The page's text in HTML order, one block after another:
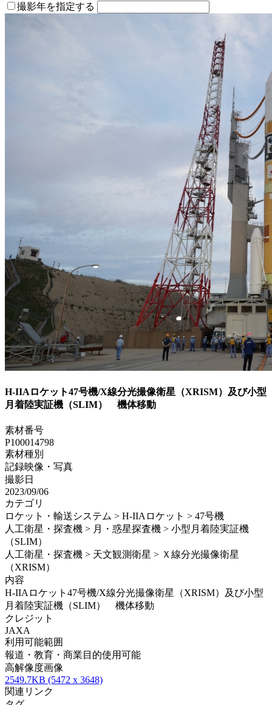
撮影年を指定する
H-IIAロケット47号機/X線分光撮像衛星（XRISM）及び小型
月着陸実証機（SLIM） 機体移動
素材番号
P100014798
素材種別
記録映像・写真
撮影日
2023/09/06
カテゴリ
ロケット・輸送システム > H-IIAロケット > 47号機
人工衛星・探査機 > 月・惑星探査機 > 小型月着陸実証機
（SLIM）
人工衛星・探査機 > 天文観測衛星 > Ｘ線分光撮像衛星
（XRISM）
内容
H-IIAロケット47号機/X線分光撮像衛星（XRISM）及び小型
月着陸実証機（SLIM） 機体移動
クレジット
JAXA
利用可能範囲
報道・教育・商業目的使用可能
高解像度画像
2549.7KB (5472 x 3648)
関連リンク